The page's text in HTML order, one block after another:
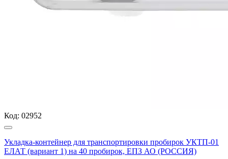
Код: 02952
Укладка-контейнер для транспортировки пробирок УКТП-01
ЕЛАТ (вариант 1) на 40 пробирок, ЕПЗ АО (РОССИЯ)